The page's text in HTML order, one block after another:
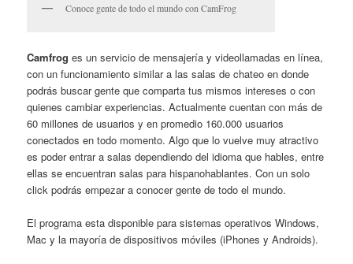
Conoce gente de todo el mundo con CamFrog
Camfroges un servicio de mensajería y videollamadas en línea,
con un funcionamiento similar a las salas de chateo en donde
podrás buscar gente que comparta tus mismos intereses o con
quienes cambiar experiencias. Actualmente cuentan con más de
60 millones de usuarios y en promedio 160.000 usuarios
conectados en todo momento. Algo que lo vuelve muy atractivo
es poder entrar a salas dependiendo del idioma que hables, entre
ellas se encuentran salas para hispanohablantes. Con un solo
click podrás empezar a conocer gente de todo el mundo.
El programa esta disponible para sistemas operativos Windows,
Mac y la mayoría de dispositivos móviles (iPhones y Androids).